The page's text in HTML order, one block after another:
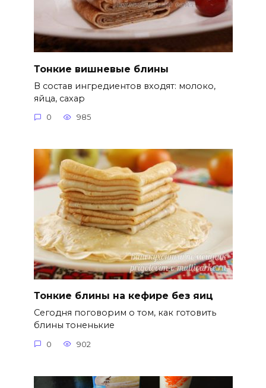
Тонкие вишневые блины
В состав ингредиентов входят: молоко,
яйца, сахар
0 985
Тонкие блины на кефире без яиц
Сегодня поговорим о том, как готовить
блины тоненькие
0 902